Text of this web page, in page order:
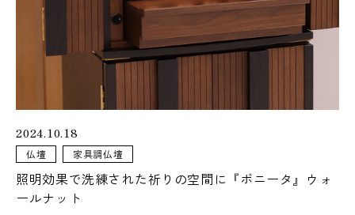
暮らしに寄り添う
仏壇・仏具
カリモクや飛騨家具とのコラボレーション仏壇
2024.10.18
仏壇 家具調仏壇
照明効果で洗練された祈りの空間に『ボニータ』ウォ
ールナット